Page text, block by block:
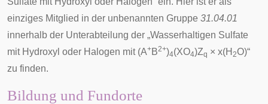
einziges Mitglied in der unbenannten Gruppe 31.04.01
innerhalb der Unterabteilung der „Wasserhaltigen Sulfate
mit Hydroxyl oder Halogen mit (A+B2+)4(XO4)Zq × x(H 2O)“
zu finden.
Bildung und Fundorte